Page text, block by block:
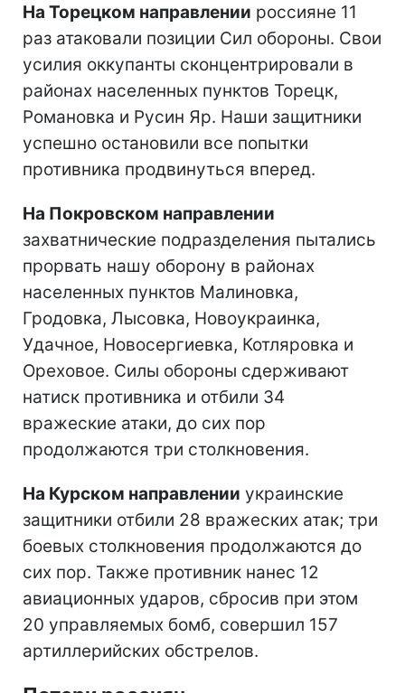
На Торецком направлении россияне 11
раз атаковали позиции Сил обороны. Свои
усилия оккупанты сконцентрировали в
районах населенных пунктов Торецк,
Романовка и Русин Яр. Наши защитники
успешно остановили все попытки
противника продвинуться вперед.
На Покровском направлении
захватнические подразделения пытались
прорвать нашу оборону в районах
населенных пунктов Малиновка,
Гродовка, Лысовка, Новоукраинка,
Удачное, Новосергиевка, Котляровка и
Ореховое. Силы обороны сдерживают
натиск противника и отбили 34
вражеские атаки, до сих пор
продолжаются три столкновения.
На Курском направлении украинские
защитники отбили 28 вражеских атак; три
боевых столкновения продолжаются до
сих пор. Также противник нанес 12
авиационных ударов, сбросив при этом
20 управляемых бомб, совершил 157
артиллерийских обстрелов.